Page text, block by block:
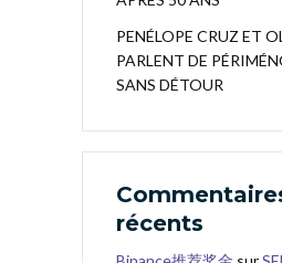
PENÉLOPE CRUZ ET
PARLENT DE
SANS DÉTOUR
récents